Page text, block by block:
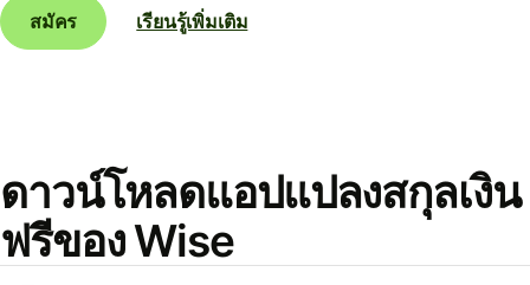
สมัคร เรียนรู้เพิ่มเติม
ดาวน์โหลดแอปแปลงสกุลเงิน
ฟรีของ Wise